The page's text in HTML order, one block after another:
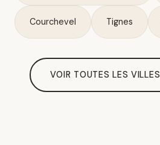
Courchevel Tignes
VOIR TOUTES LES